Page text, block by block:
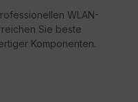
WLAN-
Sie beste
Komponenten.